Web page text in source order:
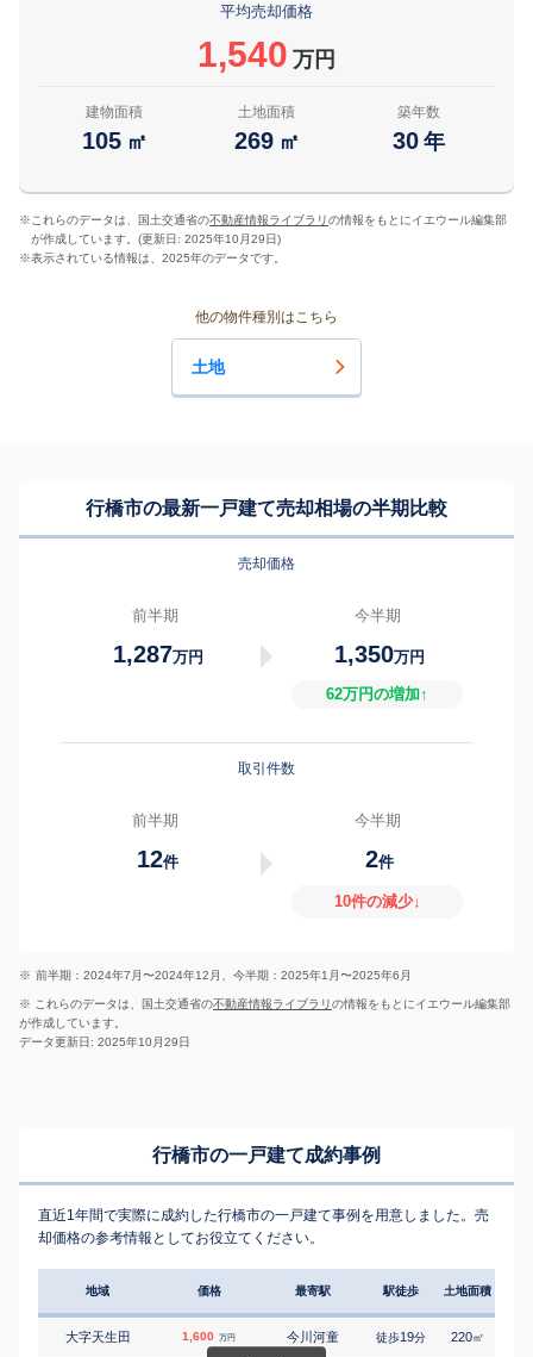
平均売却価格
1,540 万円
建物面積
105 ㎡
土地面積
269 ㎡
築年数
30 年
※ これらのデータは、国土交通省の不動産情報ライブラリの情報をもとにイエウール編集部
が作成しています。(更新日: 2025年10月29日)
※表示されている情報は、2025年のデータです。
他の物件種別はこちら
土地
行橋市の最新一戸建て売却相場の半期比較
売却価格
前半期
1,287万円
今半期
1,350万円
62万円の増加↑
取引件数
前半期
12件
今半期
2件
10件の減少↓
※ 前半期：2024年7月〜2024年12月、今半期：2025年1月〜2025年6月
※ これらのデータは、国土交通省の不動産情報ライブラリの情報をもとにイエウール編集部
が作成しています。
データ更新日: 2025年10月29日
行橋市の一戸建て成約事例
直近1年間で実際に成約した行橋市の一戸建て事例を用意しました。売
却価格の参考情報としてお役立てください。
地域 価格 最寄駅 駅徒歩 土地面積
大字天生田 1,600 万円 今川河童 徒歩19分 220㎡